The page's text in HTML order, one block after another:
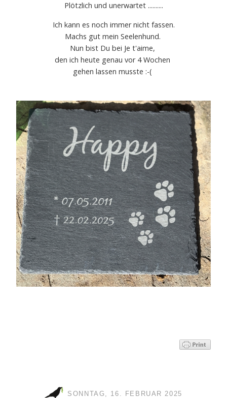
Plötzlich und unerwartet ..........
Ich kann es noch immer nicht fassen.
Machs gut mein Seelenhund.
Nun bist Du bei Je t'aime,
den ich heute genau vor 4 Wochen
gehen lassen musste :-(
SONNTAG, 16. FEBRUAR 2025